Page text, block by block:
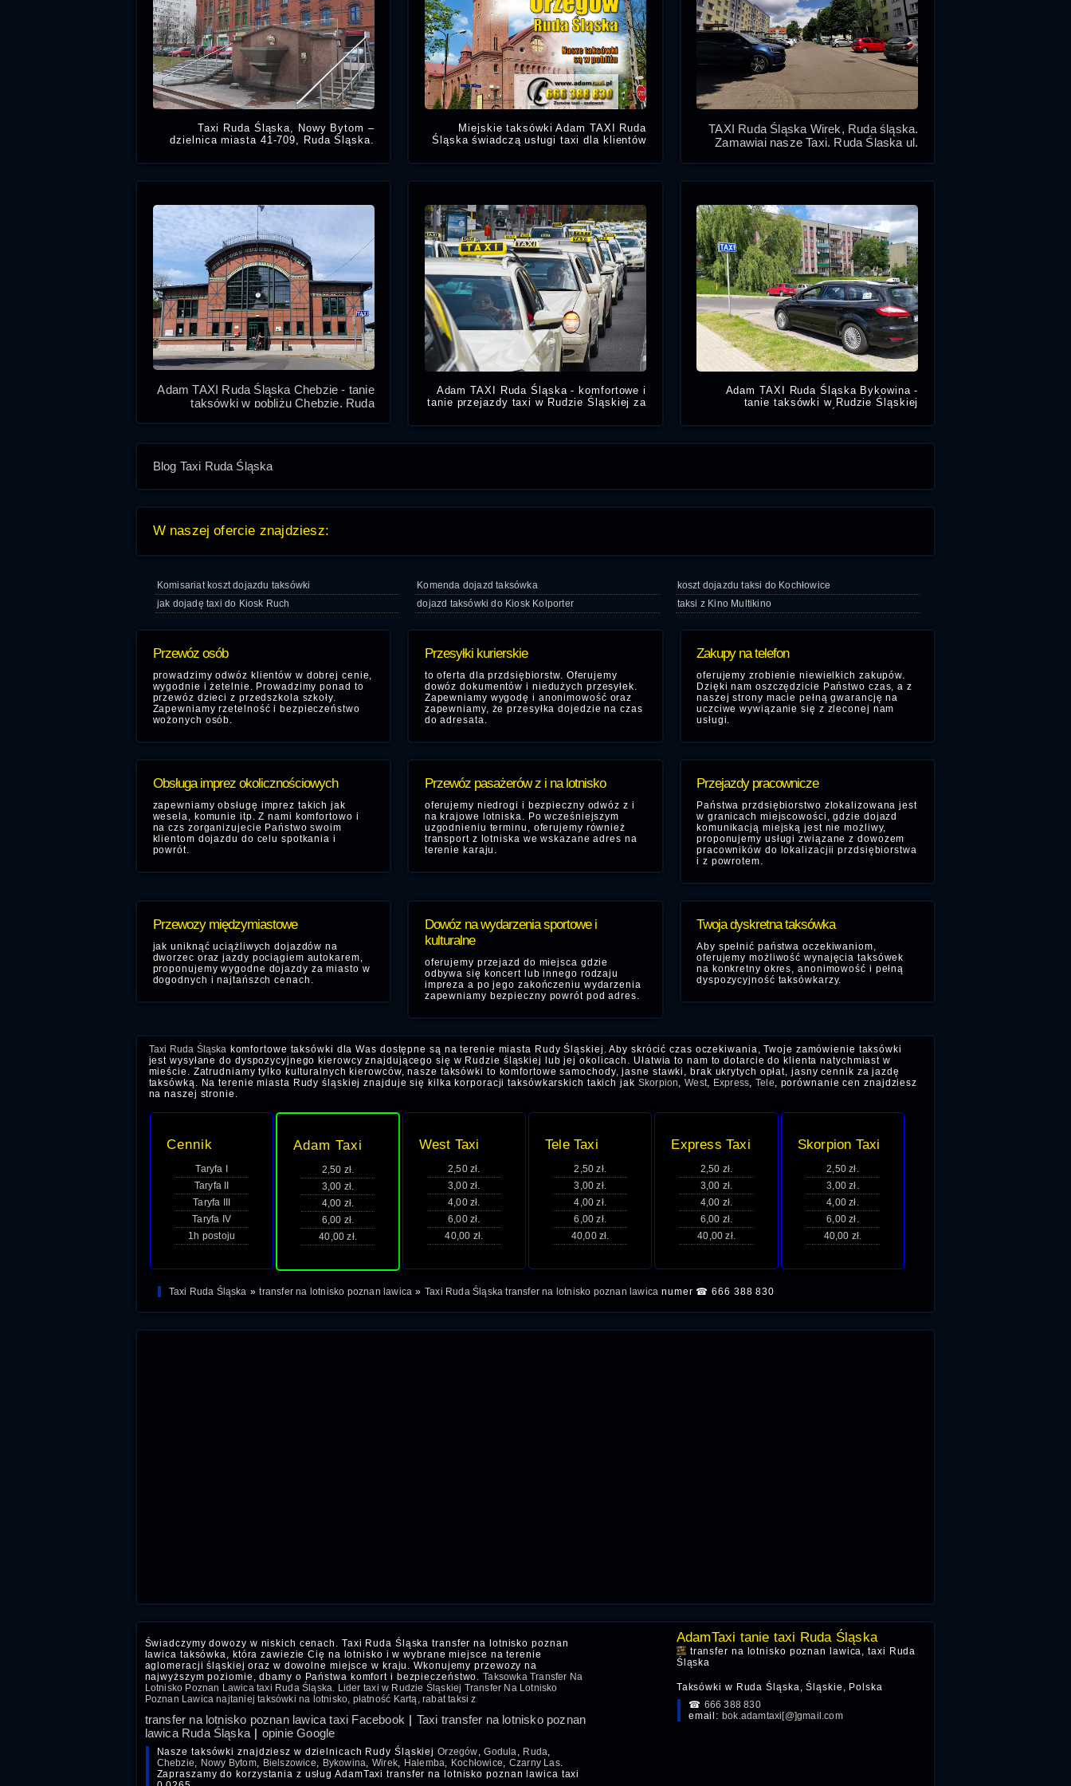
Taxi Ruda Śląska, Nowy Bytom –
dzielnica miasta 41-709, Ruda Śląska.
Bytomiu, zadzwoń numer na tanie Taxi
Miejskie taksówki Adam TAXI Ruda
Śląska świadczą usługi taxi dla klientów
dzielnicy Orzegów w Rudzie Śląskiej.
TAXI Ruda Śląska Wirek, Ruda śląska.
Zamawiaj nasze Taxi, Ruda Śląska ul.
Adam TAXI Ruda Śląska Chebzie - tanie
taksówki w pobliżu Chebzie, Ruda
PKS.
Adam TAXI Ruda Śląska - komfortowe i
tanie przejazdy taxi w Rudzie Śląskiej za
Adam TAXI Ruda Śląska Bykowina -
tanie taksówki w Rudzie Śląskiej
przejazdy w mieście za miasto na
Blog Taxi Ruda Śląska
W naszej ofercie znajdziesz:
Komisariat koszt dojazdu taksówki Komenda dojazd taksówka
koszt dojazdu taksi do Kochłowice
jak dojadę taxi do Kiosk Ruch
dojazd taksówki do Kiosk Kolporter taksi z Kino Multikino
Przewóz osób
prowadzimy odwóz klientów w dobrej cenie,
wygodnie i żetelnie. Prowadzimy ponad to
przewóz dzieci z przedszkola szkoły.
Zapewniamy rzetelność i bezpieczeństwo
wożonych osób.
Przesyłki kurierskie
to oferta dla przdsiębiorstw. Oferujemy
dowóz dokumentów i niedużych przesyłek.
Zapewniamy wygodę i anonimowość oraz
zapewniamy, że przesyłka dojedzie na czas
do adresata.
Zakupy na telefon
oferujemy zrobienie niewielkich zakupów.
Dzięki nam oszczędzicie Państwo czas, a z
naszej strony macie pełną gwarancję na
uczciwe wywiązanie się z zleconej nam
usługi.
Obsługa imprez okolicznościowych
zapewniamy obsługę imprez takich jak
wesela, komunie itp. Z nami komfortowo i
na czs zorganizujecie Państwo swoim
klientom dojazdu do celu spotkania i
powrót.
Przewóz pasażerów z i na lotnisko
oferujemy niedrogi i bezpieczny odwóz z i
na krajowe lotniska. Po wcześniejszym
uzgodnieniu terminu, oferujemy również
transport z lotniska we wskazane adres na
terenie karaju.
Przejazdy pracownicze
Państwa przdsiębiorstwo zlokalizowana jest
w granicach miejscowości, gdzie dojazd
komunikacją miejską jest nie możliwy,
proponujemy usługi związane z dowozem
pracowników do lokalizacjii przdsiębiorstwa
i z powrotem.
Przewozy międzymiastowe
jak uniknąć uciążliwych dojazdów na
dworzec oraz jazdy pociągiem autokarem,
proponujemy wygodne dojazdy za miasto w
dogodnych i najtańszch cenach.
Dowóz na wydarzenia sportowe i
kulturalne
oferujemy przejazd do miejsca gdzie
odbywa się koncert lub innego rodzaju
impreza a po jego zakończeniu wydarzenia
zapewniamy bezpieczny powrót pod adres.
Twoja dyskretna taksówka
Aby spełnić państwa oczekiwaniom,
oferujemy możliwość wynajęcia taksówek
na konkretny okres, anonimowość i pełną
dyspozycyjność taksówkarzy.
Taxi Ruda Śląska komfortowe taksówki dla Was dostępne są na terenie miasta Rudy Śląskiej. Aby skrócić czas oczekiwania, Twoje zamówienie taksówki
jest wysyłane do dyspozycyjnego kierowcy znajdującego się w Rudzie śląskiej lub jej okolicach. Ułatwia to nam to dotarcie do klienta natychmiast w
mieście. Zatrudniamy tylko kulturalnych kierowców, nasze taksówki to komfortowe samochody, jasne stawki, brak ukrytych opłat, jasny cennik za jazdę
taksówką. Na terenie miasta Rudy śląskiej znajduje się kilka korporacji taksówkarskich takich jak Skorpion,West, Express, Tele, porównanie cen znajdziesz
na naszej stronie.
Cennik
Taryfa I
Taryfa II
Taryfa III
Taryfa IV
1h postoju
Adam Taxi
2,50 zł.
3,00 zł.
4,00 zł.
6,00 zł.
40,00 zł.
West Taxi
2,50 zł.
3,00 zł.
4,00 zł.
6,00 zł.
40,00 zł.
Tele Taxi
2,50 zł.
3,00 zł.
4,00 zł.
6,00 zł.
40,00 zł.
Express Taxi
2,50 zł.
3,00 zł.
4,00 zł.
6,00 zł.
40,00 zł.
Skorpion Taxi
2,50 zł.
3,00 zł.
4,00 zł.
6,00 zł.
40,00 zł.
Taxi Ruda Śląska »transfer na lotnisko poznan lawica » Taxi Ruda Śląska transfer na lotnisko poznan lawica numer ☎ 666 388 830
Świadczymy dowozy w niskich cenach. Taxi Ruda Śląska transfer na lotnisko poznan
lawica taksówka, która zawiezie Cię na lotnisko i w wybrane miejsce na terenie
aglomeracji śląskiej oraz w dowolne miejsce w kraju. Wkonujemy przewozy na
najwyższym poziomie, dbamy o Państwa komfort i bezpieczeństwo.Taksowka Transfer Na
Lotnisko Poznan Lawica taxi Ruda Śląska. Lider taxi w Rudzie Śląskiej Transfer Na Lotnisko
Poznan Lawica najtaniej taksówki na lotnisko, płatność Kartą, rabat taksi z
transfer na lotnisko poznan lawica taxi Facebook | Taxi transfer na lotnisko poznan
lawica Ruda Śląska | opinie Google
Nasze taksówki znajdziesz w dzielnicach Rudy ŚląskiejOrzegów,Godula, Ruda,
Chebzie, Nowy Bytom, Bielszowice, Bykowina, Wirek, Halemba, Kochłowice, Czarny Las.
Zapraszamy do korzystania z usług AdamTaxi transfer na lotnisko poznan lawica taxi
AdamTaxi tanie taxi Ruda Śląska
transfer na lotnisko poznan lawica, taxi Ruda
Śląska
Taksówki w Ruda Śląska, Śląskie, Polska
☎ 666 388 830
email: bok.adamtaxi[@]gmail.com